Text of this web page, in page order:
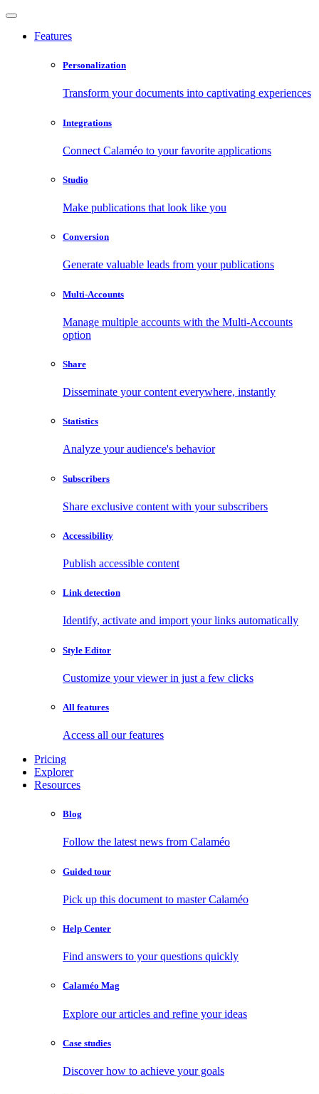
Features
Personalization
Transform your documents into captivating experiences
Integrations
Connect Calaméo to your favorite applications
Studio
Make publications that look like you
Conversion
Generate valuable leads from your publications
Multi-Accounts
Manage multiple accounts with the Multi-Accounts
option
Share
Disseminate your content everywhere, instantly
Statistics
Analyze your audience's behavior
Subscribers
Share exclusive content with your subscribers
Accessibility
Publish accessible content
Link detection
Identify, activate and import your links automatically
Style Editor
Customize your viewer in just a few clicks
All features
Access all our features
Pricing
Explorer
Resources
Blog
Follow the latest news from Calaméo
Guided tour
Pick up this document to master Calaméo
Help Center
Find answers to your questions quickly
Calaméo Mag
Explore our articles and refine your ideas
Case studies
Discover how to achieve your goals